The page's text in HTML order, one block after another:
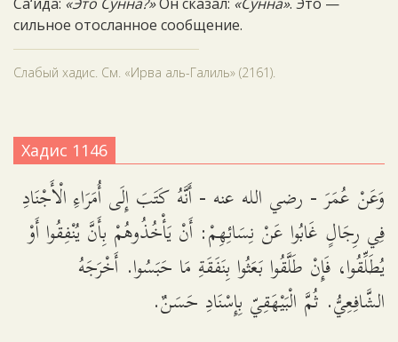
сильное отосланное сообщение.
Слабый хадис. См. «Ирва аль-Галиль» (2161).
Хадис 1146
وَعَنْ عُمَرَ - رضي الله عنه - أَنَّهُ كَتَبَ إِلَى أُمَرَاءِ الْأَجْنَادِ
فِي رِجَالٍ غَابُوا عَنْ نِسَائِهِمْ: أَنْ يَأْخُذُوهُمْ بِأَنَّ يُنْفِقُوا أَوْ
يُطَلِّقُوا، فَإِنْ طَلَّقُوا بَعَثُوا بِنَفَقَةِ مَا حَبَسُوا. أَخْرَجَهُ
الشَّافِعِيُّ. ثُمَّ الْبَيْهَقِيّ بِإِسْنَادِ حَسَنٌ.